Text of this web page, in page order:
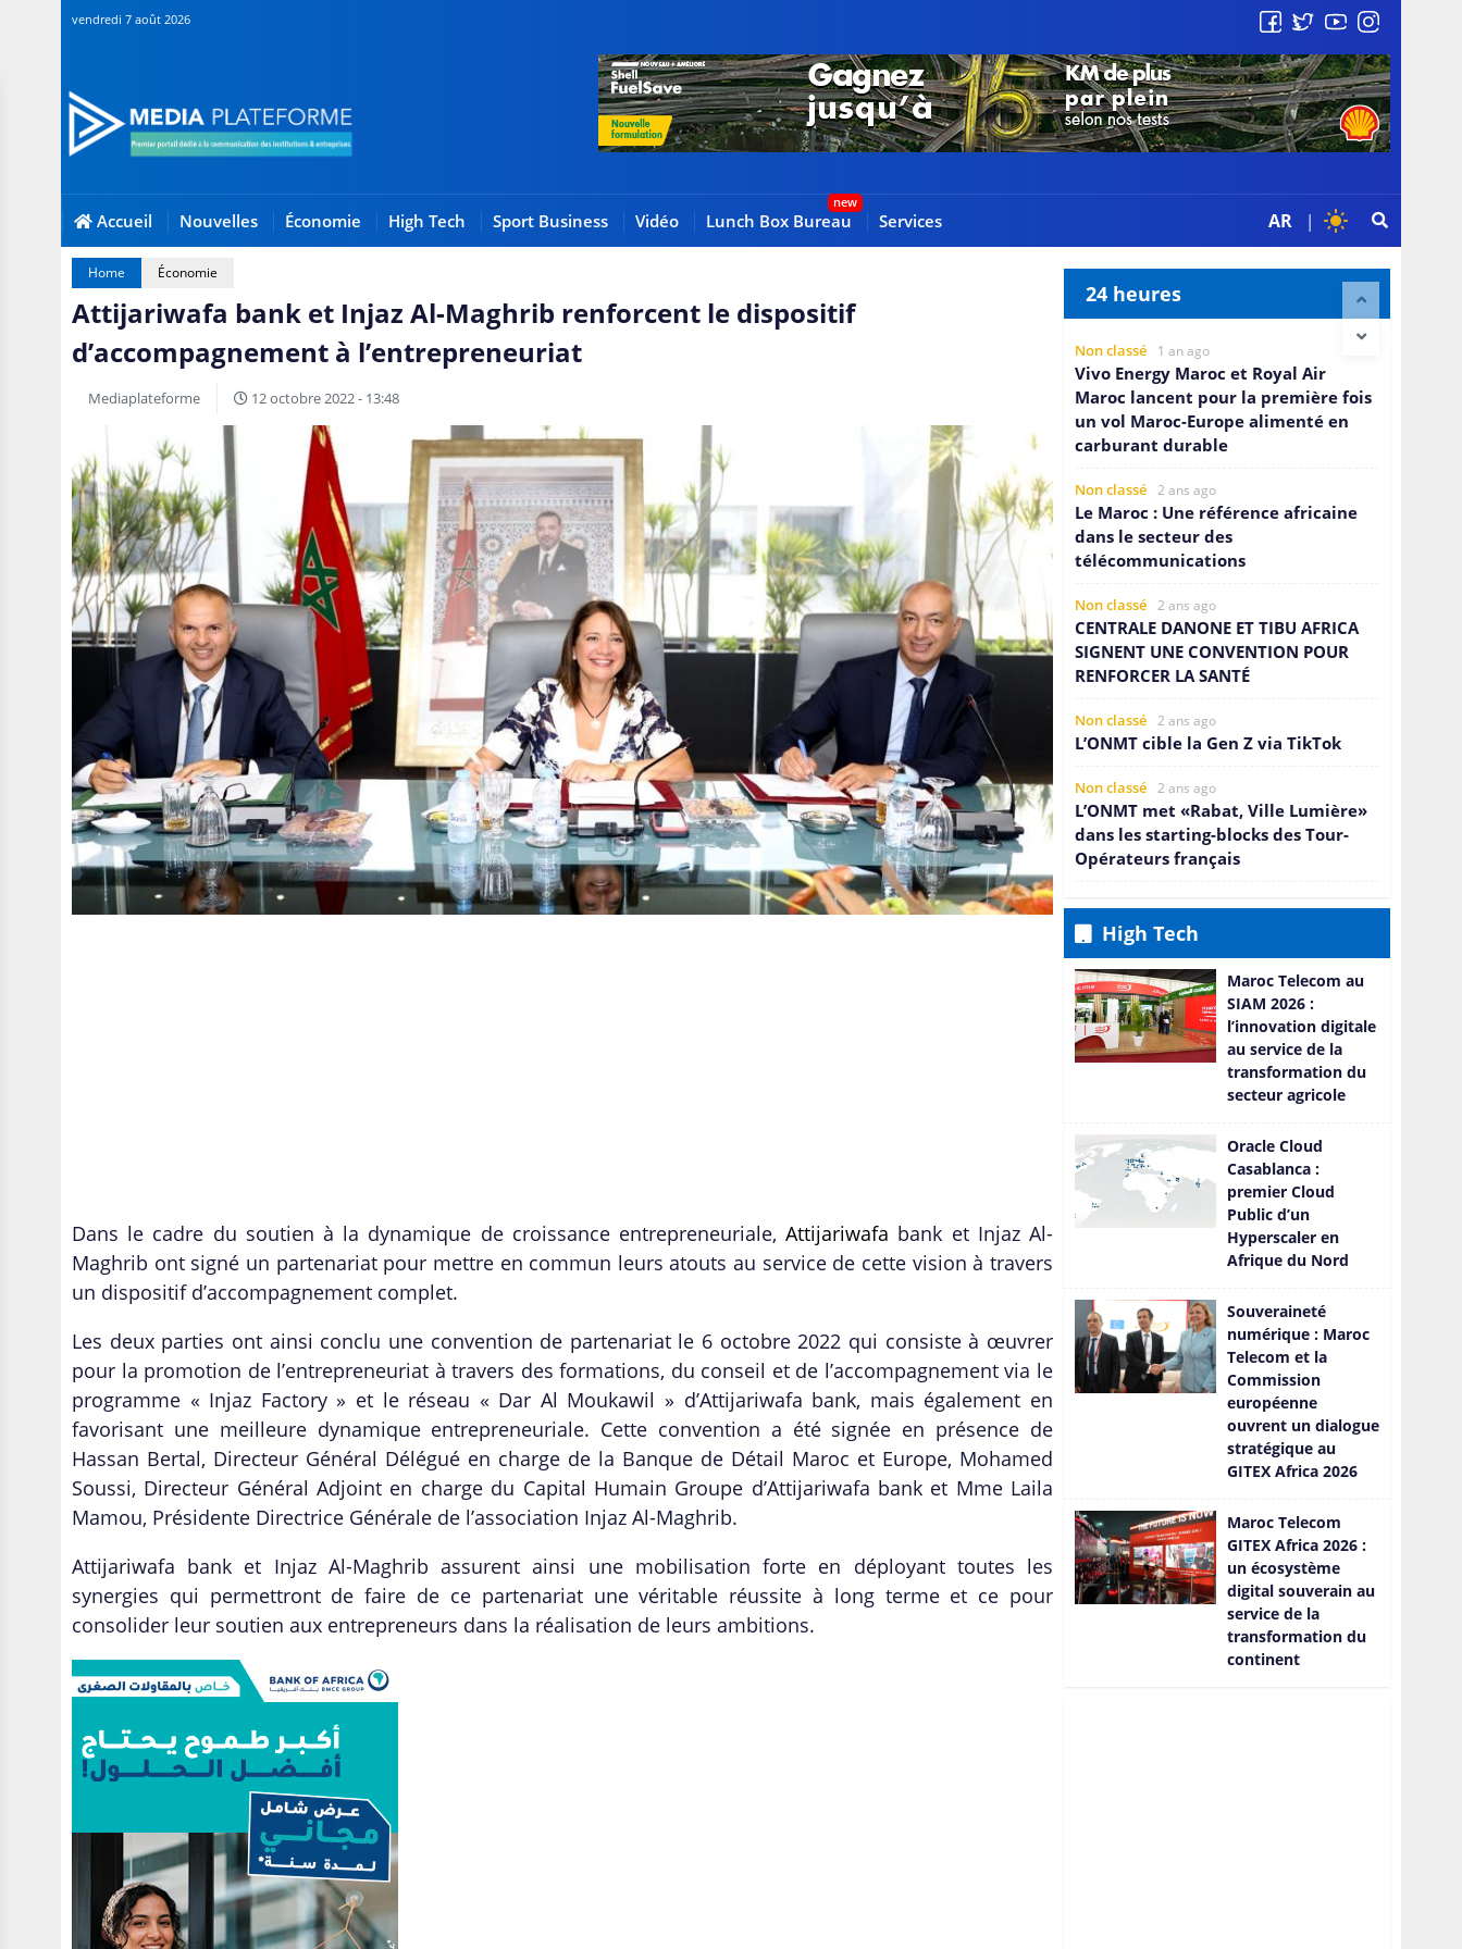
vendredi 7 août 2026
Accueil Nouvelles Économie High Tech Sport Business Vidéo Lunch Box Bureau Services AR |
Home Économie
Attijariwafa bank et Injaz Al-Maghrib renforcent le dispositif
d’accompagnement à l’entrepreneuriat
Mediaplateforme 12 octobre 2022 - 13:48
Dans le cadre du soutien à la dynamique de croissance entrepreneuriale,Attijariwafa bank et Injaz Al-
Maghrib ont signé un partenariat pour mettre en commun leurs atouts au service de cette vision à travers
un dispositif d’accompagnement complet.
Les deux parties ont ainsi conclu une convention de partenariat le 6 octobre 2022 qui consiste à œuvrer
pour la promotion de l’entrepreneuriat à travers des formations, du conseil et de l’accompagnement via le
programme « Injaz Factory » et le réseau « Dar Al Moukawil » d’Attijariwafa bank, mais également en
favorisant une meilleure dynamique entrepreneuriale. Cette convention a été signée en présence de
Hassan Bertal, Directeur Général Délégué en charge de la Banque de Détail Maroc et Europe, Mohamed
Soussi, Directeur Général Adjoint en charge du Capital Humain Groupe d’Attijariwafa bank et Mme Laila
Mamou, Présidente Directrice Générale de l’association Injaz Al-Maghrib.
Attijariwafa bank et Injaz Al-Maghrib assurent ainsi une mobilisation forte en déployant toutes les
synergies qui permettront de faire de ce partenariat une véritable réussite à long terme et ce pour
consolider leur soutien aux entrepreneurs dans la réalisation de leurs ambitions.
24 heures
Non classé 1 an ago
Vivo Energy Maroc et Royal Air
Maroc lancent pour la première fois
un vol Maroc-Europe alimenté en
carburant durable
Non classé 2 ans ago
Le Maroc : Une référence africaine
dans le secteur des
télécommunications
Non classé 2 ans ago
CENTRALE DANONE ET TIBU AFRICA
SIGNENT UNE CONVENTION POUR
RENFORCER LA SANTÉ
Non classé 2 ans ago
L’ONMT cible la Gen Z via TikTok
Non classé 2 ans ago
L’ONMT met «Rabat, Ville Lumière»
dans les starting-blocks des Tour-
Opérateurs français
Nouvelle exclusive dans la mode
durable: la Collection Insignia de
QNET et Bernhard H. Mayer lance la
tendance pour 2024!
High Tech
Maroc Telecom au
SIAM 2026 :
l’innovation digitale
au service de la
transformation du
secteur agricole
Oracle Cloud
Casablanca :
premier Cloud
Public d’un
Hyperscaler en
Afrique du Nord
Souveraineté
numérique : Maroc
Telecom et la
Commission
européenne
ouvrent un dialogue
stratégique au
GITEX Africa 2026
Maroc Telecom
GITEX Africa 2026 :
un écosystème
digital souverain au
service de la
transformation du
continent